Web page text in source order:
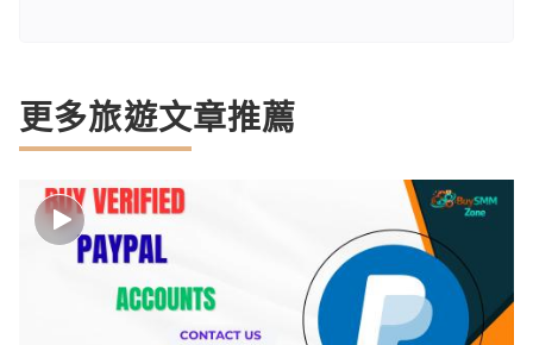
更多旅遊文章推薦